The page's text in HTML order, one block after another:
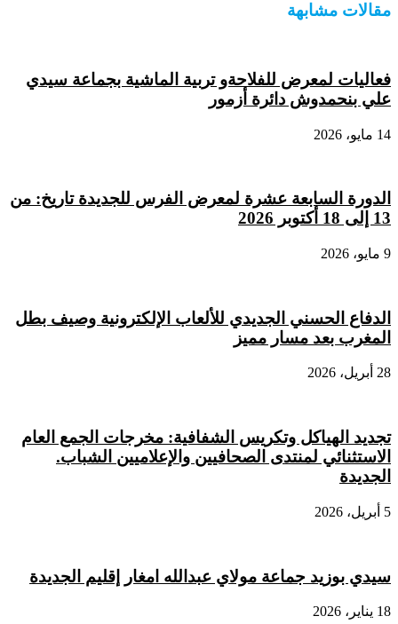
مقالات مشابهة
فعاليات لمعرض للفلاحةو تربية الماشية بجماعة سيدي
علي بنحمدوش دائرة أزمور
14 مايو، 2026
الدورة السابعة عشرة لمعرض الفرس للجديدة تاريخ: من
13 إلى 18 أكتوبر 2026
9 مايو، 2026
الدفاع الحسني الجديدي للألعاب الإلكترونية وصيف بطل
المغرب بعد مسار مميز
28 أبريل، 2026
تجديد الهياكل وتكريس الشفافية: مخرجات الجمع العام
الاستثنائي لمنتدى الصحافيين والإعلاميين الشباب.
الجديدة
5 أبريل، 2026
سيدي بوزيد جماعة مولاي عبدالله امغار إقليم الجديدة
18 يناير، 2026